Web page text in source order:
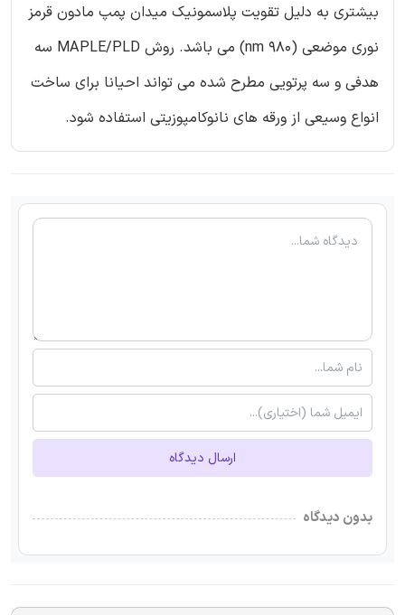
بیشتری به دلیل تقویت پلاسمونیک میدان پمپ مادون قرمز
نوری موضعی (980 nm) می باشد. روش MAPLE/PLD سه
هدفی و سه پرتویی مطرح شده می تواند احیانا برای ساخت
انواع وسیعی از ورقه های نانوکامپوزیتی استفاده شود.
ارسال دیدگاه
بدون دیدگاه